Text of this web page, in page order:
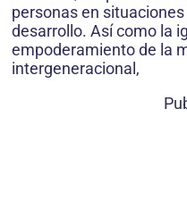
personas en
desarrollo. Así como la
empoderamiento de la
intergeneracional,